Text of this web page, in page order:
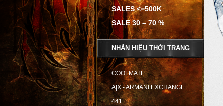
SALES <=500K
SALE 30 – 70 %
NHÃN HIỆU THỜI TRANG
COOLMATE
A|X - ARMANI EXCHANGE
441